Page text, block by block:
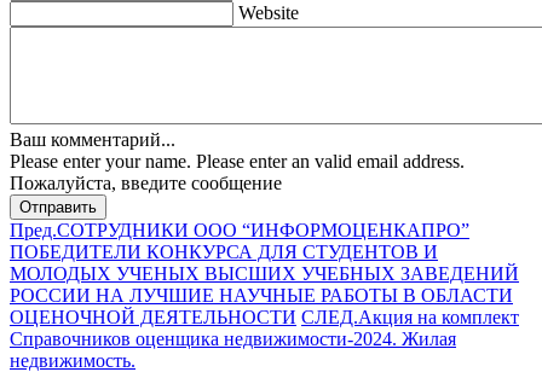
Website
Ваш комментарий...
Please enter your name. Please enter an valid email address.
Пожалуйста, введите сообщение
Отправить
Пред.СОТРУДНИКИ ООО “ИНФОРМОЦЕНКАПРО”
ПОБЕДИТЕЛИ КОНКУРСА ДЛЯ СТУДЕНТОВ И
МОЛОДЫХ УЧЕНЫХ ВЫСШИХ УЧЕБНЫХ ЗАВЕДЕНИЙ
РОССИИ НА ЛУЧШИЕ НАУЧНЫЕ РАБОТЫ В ОБЛАСТИ
ОЦЕНОЧНОЙ ДЕЯТЕЛЬНОСТИ СЛЕД.Акция на комплект
Справочников оценщика недвижимости-2024. Жилая
недвижимость.